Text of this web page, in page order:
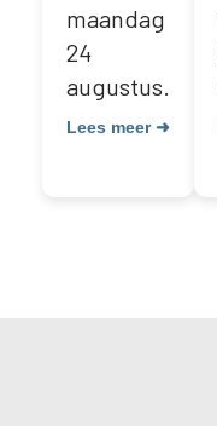
maandag
24
augustus.
Lees meer ➜